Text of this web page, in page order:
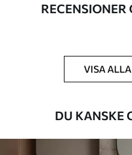
tapetlim.
VISA
DU KANSKE